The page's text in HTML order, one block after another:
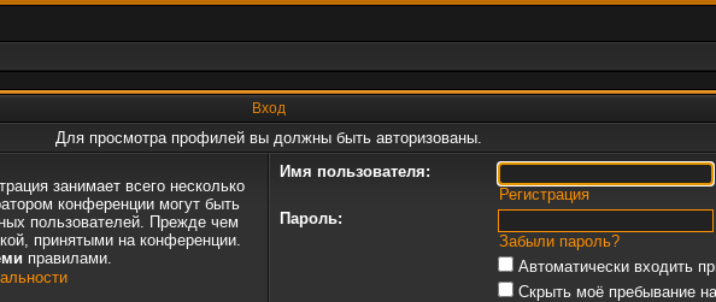
Вход
Для просмотра профилей вы должны быть авторизованы.
занимает всего несколько
конференции могут быть
пользователей. Прежде чем
принятыми на конференции.
правилами.
Имя пользователя:
Регистрация
Пароль:
Забыли пароль?
Автоматически входить
Скрыть моё пребывание